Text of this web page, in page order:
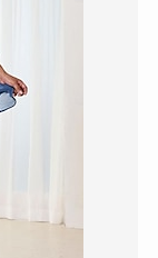
】セルプ
式会社の
判
】TikTok
ミ・評判